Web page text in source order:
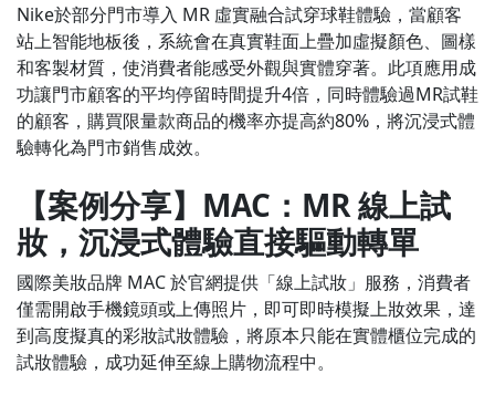
Nike於部分門市導入 MR 虛實融合試穿球鞋體驗，當顧客
站上智能地板後，系統會在真實鞋面上疊加虛擬顏色、圖樣
和客製材質，使消費者能感受外觀與實體穿著。此項應用成
功讓門市顧客的平均停留時間提升4倍，同時體驗過MR試鞋
的顧客，購買限量款商品的機率亦提高約80%，將沉浸式體
驗轉化為門市銷售成效。
【案例分享】MAC：MR 線上試
妝，沉浸式體驗直接驅動轉單
國際美妝品牌 MAC 於官網提供「線上試妝」服務，消費者
僅需開啟手機鏡頭或上傳照片，即可即時模擬上妝效果，達
到高度擬真的彩妝試妝體驗，將原本只能在實體櫃位完成的
試妝體驗，成功延伸至線上購物流程中。